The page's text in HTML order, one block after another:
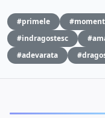
#primele
#indragostesc
#adevarata